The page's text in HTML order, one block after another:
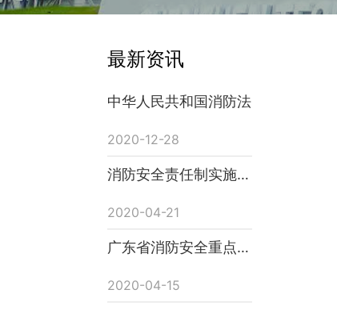
最新资讯
中华人民共和国消防法
2020-12-28
消防安全责任制实施办
2020-04-21
广东省消防安全重点单
2020-04-15